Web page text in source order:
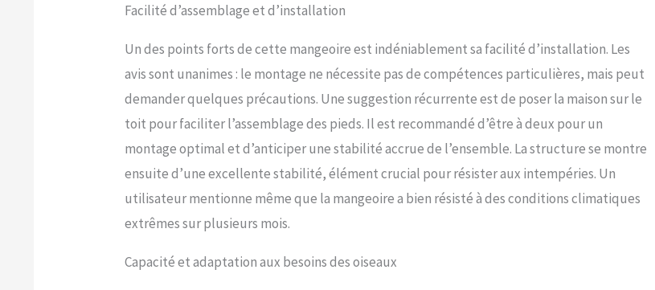
Facilité d’assemblage et d’installation
Un des points forts de cette mangeoire est indéniablement sa facilité d’installation. Les
avis sont unanimes : le montage ne nécessite pas de compétences particulières, mais peut
demander quelques précautions. Une suggestion récurrente est de poser la maison sur le
toit pour faciliter l’assemblage des pieds. Il est recommandé d’être à deux pour un
montage optimal et d’anticiper une stabilité accrue de l’ensemble. La structure se montre
ensuite d’une excellente stabilité, élément crucial pour résister aux intempéries. Un
utilisateur mentionne même que la mangeoire a bien résisté à des conditions climatiques
extrêmes sur plusieurs mois.
Capacité et adaptation aux besoins des oiseaux